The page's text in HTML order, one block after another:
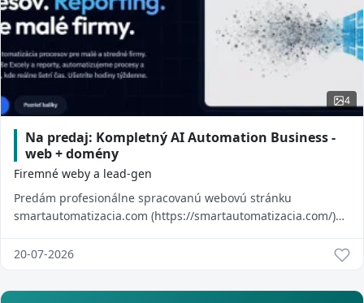
4
Na predaj: Kompletný AI Automation Business -
web + domény
Firemné weby a lead-gen
Predám profesionálne spracovanú webovú stránku
smartautomatizacia.com (https://smartautomatizacia.com/)
20-07-2026